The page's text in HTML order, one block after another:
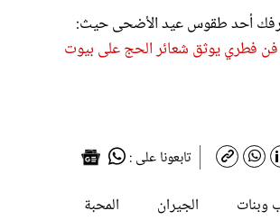
يعرفك أحد طقوس عيد الأضحى حيث:
فطري يوثق شعائر الحج على بيوت
تابعونا على :
وبنات الجيران
المحبة